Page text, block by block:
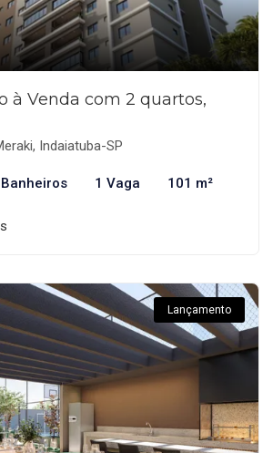
à Venda com 2 quartos,
Indaiatuba-SP
1 Vaga 101 m²
Lançamento